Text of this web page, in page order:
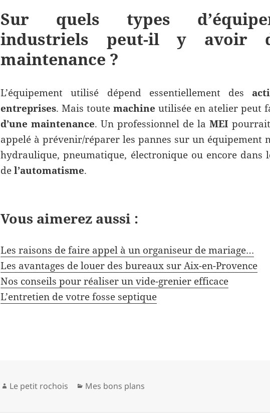
Sur quels types
industriels peut-il y avoir
maintenance ?
L’équipement utilisé dépend essentiellement des
entreprises. Mais toutemachineutilisée en atelier peut
d’une maintenance. Un professionnel de laMEI
appelé à prévenir/réparer les pannes sur un équipement
hydraulique, pneumatique, électronique ou encore dans
del’automatisme.
Vous aimerez aussi :
Les raisons de faire appel à un organiseur de mariage…
Les avantages de louer des bureaux sur Aix-en-Provence
Nos conseils pour réaliser un vide-grenier efficace
L’entretien de votre fosse septique
Auteur
Le petit rochois Catégories
Mes bons plans